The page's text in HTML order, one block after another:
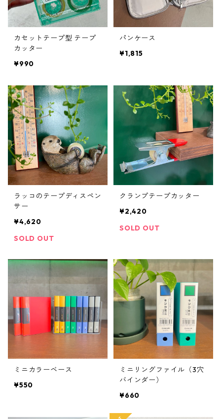
カセットテープ型 テープ
カッター
¥990
パンケース
¥1,815
ラッコのテープディスペン
サー
¥4,620
SOLD OUT
クランプテープカッター
¥2,420
SOLD OUT
ミニカラーベース
¥550
ミニリングファイル（3穴
バインダー）
¥660